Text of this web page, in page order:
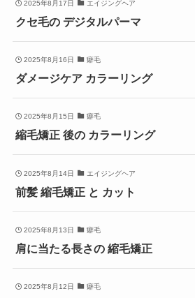
2025年8月17日 エイジングヘア
クセ毛の デジタルパーマ
2025年8月16日 癖毛
ダメージケア カラーリング
2025年8月15日 癖毛
縮毛矯正 後の カラーリング
2025年8月14日 エイジングヘア
前髪 縮毛矯正 と カット
2025年8月13日 癖毛
肩に当たる長さの 縮毛矯正
2025年8月12日 癖毛